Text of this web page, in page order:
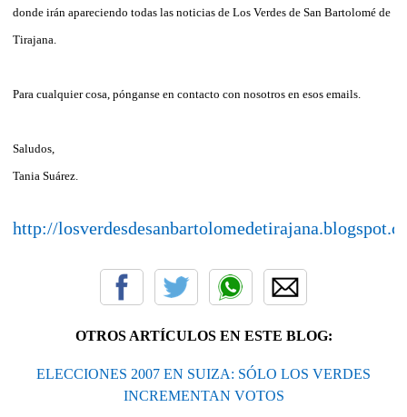
donde irán apareciendo todas las noticias de Los Verdes de San Bartolomé de
Tirajana.
Para cualquier cosa, pónganse en contacto con nosotros en esos emails.
Saludos,
Tania Suárez.
http://
OTROS ARTÍCULOS EN ESTE BLOG:
ELECCIONES 2007 EN SUIZA: SÓLO LOS VERDES
INCREMENTAN VOTOS